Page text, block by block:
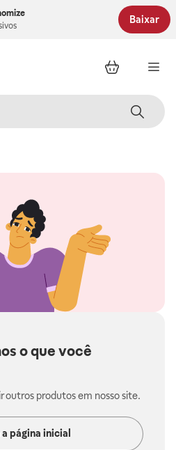
Baixar
o que você
outros produtos em nosso site.
a página inicial